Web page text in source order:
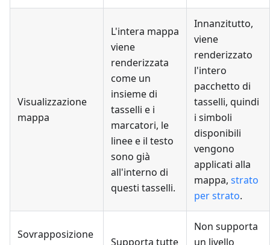
Visualizzazione
mappa
L'intera mappa
viene
renderizzata
come un
insieme di
tasselli e i
marcatori, le
linee e il testo
sono già
all'interno di
questi tasselli.
Innanzitutto,
viene
renderizzato
l'intero
pacchetto di
tasselli, quindi
i simboli
disponibili
vengono
applicati alla
mappa, strato
per strato.
Sovrapposizione
Supporta tutte
Non supporta
un livello